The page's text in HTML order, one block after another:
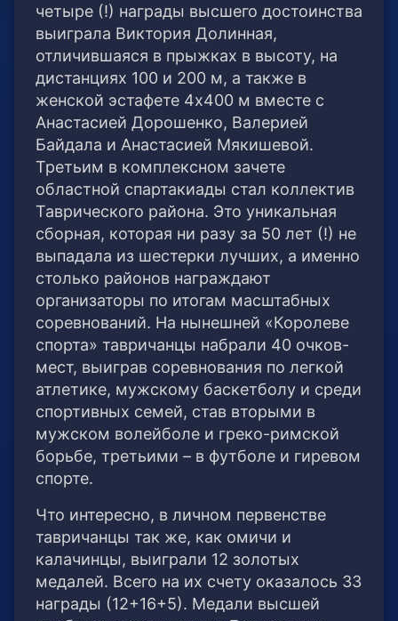
четыре (!) награды высшего достоинства
выиграла Виктория Долинная,
отличившаяся в прыжках в высоту, на
дистанциях 100 и 200 м, а также в
женской эстафете 4х400 м вместе с
Анастасией Дорошенко, Валерией
Байдала и Анастасией Мякишевой.
Третьим в комплексном зачете
областной спартакиады стал коллектив
Таврического района. Это уникальная
сборная, которая ни разу за 50 лет (!) не
выпадала из шестерки лучших, а именно
столько районов награждают
организаторы по итогам масштабных
соревнований. На нынешней «Королеве
спорта» тавричанцы набрали 40 очков-
мест, выиграв соревнования по легкой
атлетике, мужскому баскетболу и среди
спортивных семей, став вторыми в
мужском волейболе и греко-римской
борьбе, третьими – в футболе и гиревом
спорте.
Что интересно, в личном первенстве
тавричанцы так же, как омичи и
калачинцы, выиграли 12 золотых
медалей. Всего на их счету оказалось 33
награды (12+16+5). Медали высшей